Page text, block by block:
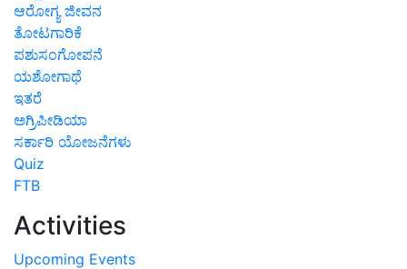
ಆರೋಗ್ಯ ಜೀವನ
ತೋಟಗಾರಿಕೆ
ಪಶುಸಂಗೋಪನೆ
ಯಶೋಗಾಥೆ
ಇತರೆ
ಅಗ್ರಿಪೀಡಿಯಾ
ಸರ್ಕಾರಿ ಯೋಜನೆಗಳು
Quiz
FTB
Activities
Upcoming Events